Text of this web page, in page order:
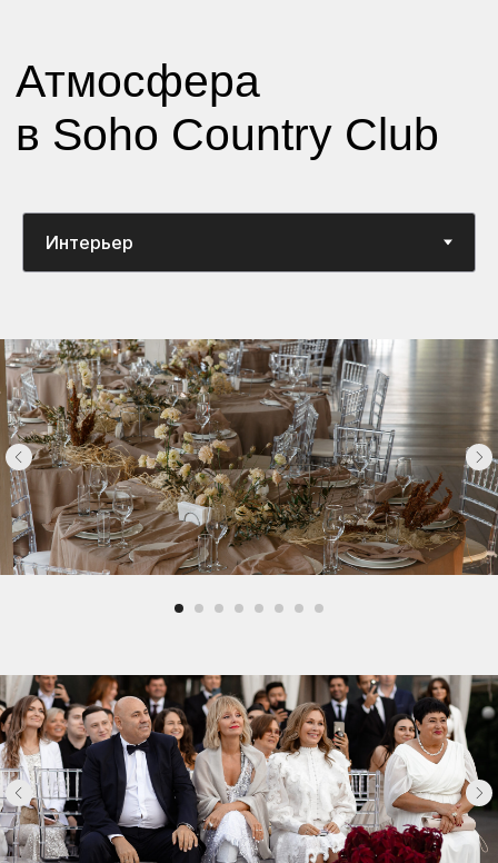
Подробнее
Вместимость: Банкет-270 гостей,
Фуршет-400 Гостей
Большое пространство, включающее
зал (400 м2) + терраса(110 м2) +
собственная огороженная лужайка
(300 м2)
Панорамный зал
Живописный вид на бухту
Возможность проведения свадебной
выездной регистрации на природе
развлекательной программы на
гардероб/ санузлы
Подробнее